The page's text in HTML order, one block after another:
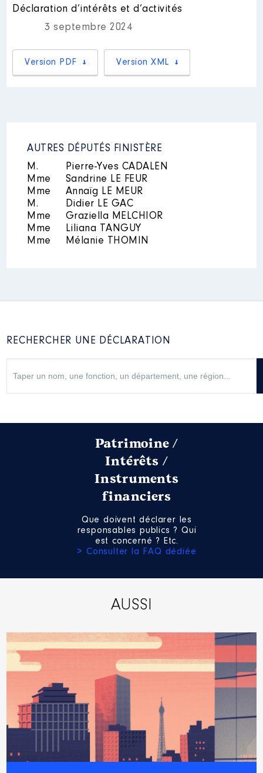
Mandat
: Député │ de : 06/2022
à 07/2024
Rémunération ou gratification
:
Déclaration d’intérêts et d’activités
3 septembre 2024
Version PDF Version XML
AUTRES DÉPUTÉS FINISTÈRE
M.
Pierre-Yves CADALEN
Mme
Sandrine LE FEUR
Mme
Annaïg LE MEUR
M.
Didier LE GAC
Mme
Graziella MELCHIOR
Mme
Liliana TANGUY
Mme
Mélanie THOMIN
RECHERCHER UNE DÉCLARATION
Patrimoine /
Intérêts /
Instruments
financiers
Que doivent déclarer les
responsables publics ? Qui
est concerné ? Etc.
> Consulter la FAQ dédiée
AUSSI